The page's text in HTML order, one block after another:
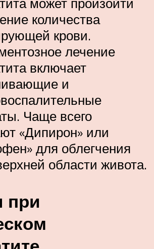
количества
крови.
лечение
включает
и
Чаще всего
«Дипирон» или
для облегчения
области живота.
при